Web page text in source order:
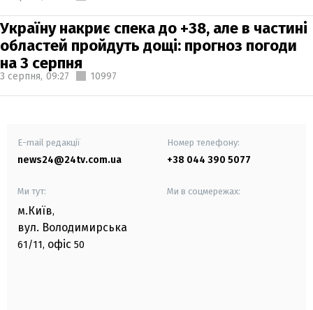
Україну накриє спека до +38, але в частині
областей пройдуть дощі: прогноз погоди
на 3 серпня
3 серпня, 09:27 10997
E-mail редакції
news24@24tv.com.ua
Номер телефону:
+38 044 390 5077
Ми тут:
м.Київ,
вул. Володимирська
61/11, офіс 50
Ми в соцмережах: